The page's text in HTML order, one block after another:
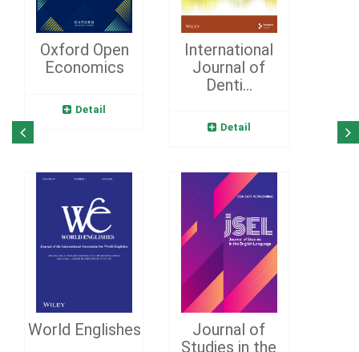
Oxford Open
Economics
Detail
International
Journal of
Denti...
Detail
World Englishes
Journal of
Studies in the